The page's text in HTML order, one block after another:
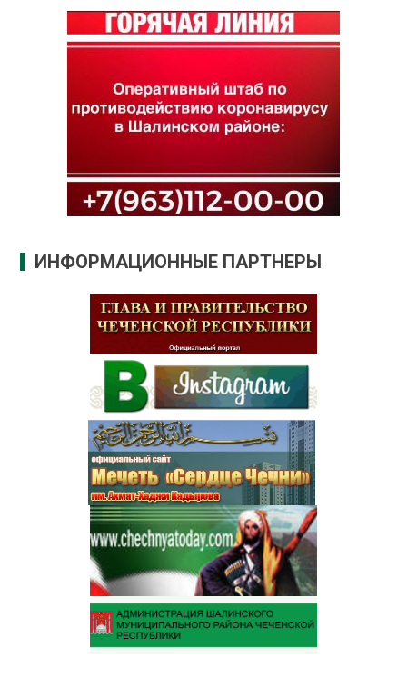
ИНФОРМАЦИОННЫЕ ПАРТНЕРЫ